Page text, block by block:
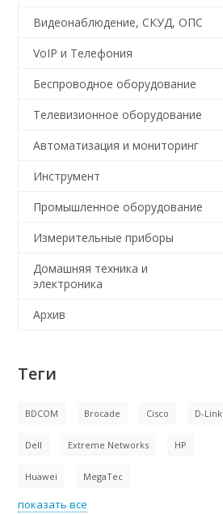
Видеонаблюдение, СКУД, ОПС
VoIP и Телефония
Беспроводное оборудование
Телевизионное оборудование
Автоматизация и мониторинг
Инструмент
Промышленное оборудование
Измерительные приборы
Домашняя техника и
электроника
Архив
Теги
BDCOM Brocade Cisco D-Link
Dell Extreme Networks HP
Huawei MegaTec
показать все